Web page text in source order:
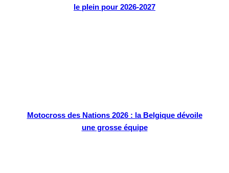
le plein pour 2026-2027
Motocross des Nations 2026 : la Belgique dévoile
une grosse équipe